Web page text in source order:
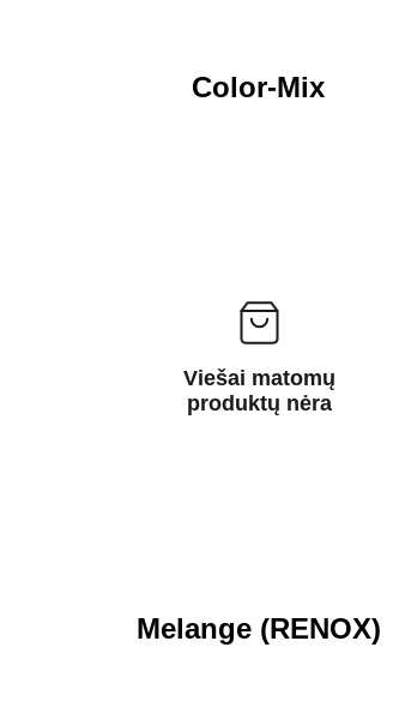
Color-Mix
Viešai matomų
produktų nėra
Melange (RENOX)